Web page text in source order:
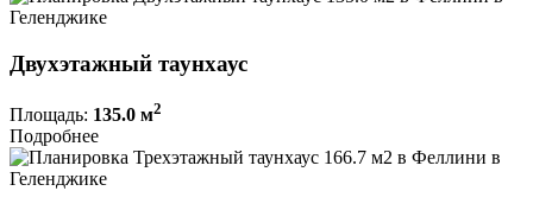
Двухэтажный таунхаус
Площадь: 135.0 м2
Подробнее